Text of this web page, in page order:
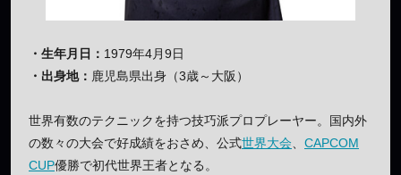
・生年月日： 1979年4月9日
・出身地： 鹿児島県出身（3歳～大阪）
世界有数のテクニックを持つ技巧派プロプレーヤー。国内外
の数々の大会で好成績をおさめ、公式世界大会
CAPCOM
CUP優勝で初代世界王者となる。